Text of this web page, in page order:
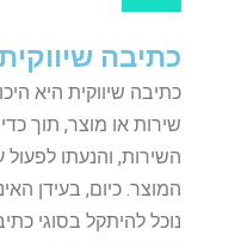
כתיבה
כתיבה שיווקית היא
שירות או מוצר, תוך
השירות, והנעתו
המוצר. כיום, בעידן
נוכל להיתקל בסוגי